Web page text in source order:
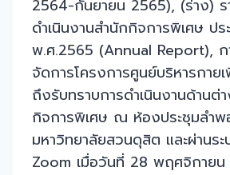
2564-กันยายน 2565), (ร่าง) ร
ดำเนินงานสำนักกิจการพิเศษ ป
พ.ศ.2565 (Annual Report), ก
จัดการโครงการศูนย์บริหารกาย
ถึงรับทราบการดำเนินงานด้านต่
กิจการพิเศษ ณ ห้องประชุมลำ
มหาวิทยาลัยสวนดุสิต และผ่านร
Zoom เมื่อวันที่ 28 พฤศจิกาย